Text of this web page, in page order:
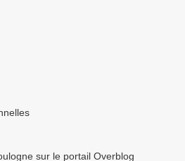
sur le portail Overblog